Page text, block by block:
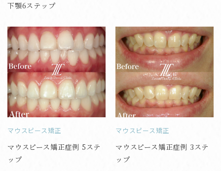
下顎6ステップ
マウスピース矯正
マウスピース矯正症例 5ステ
ップ
マウスピース矯正
マウスピース矯正症例 3ステ
ップ